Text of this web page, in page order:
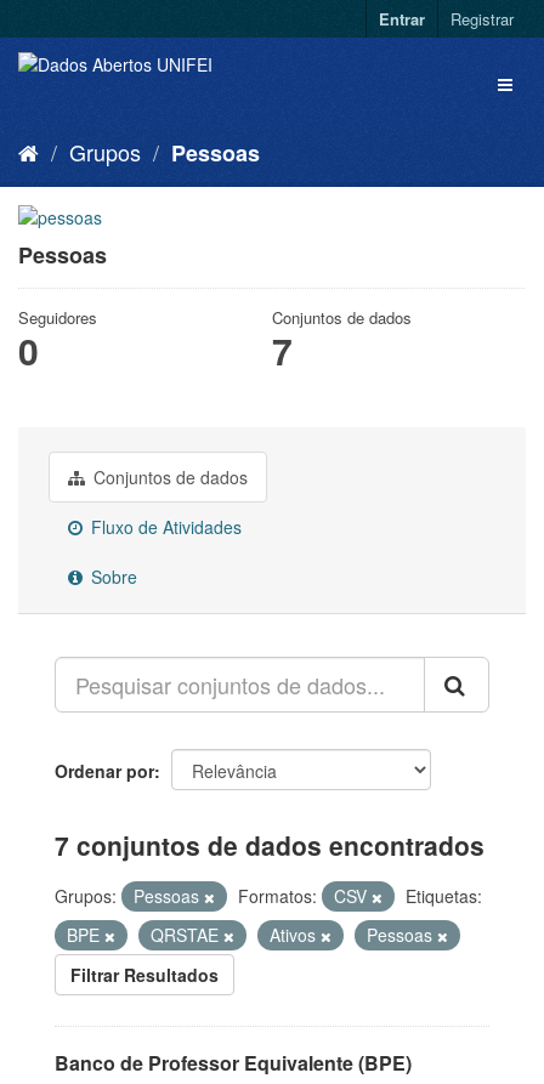
Entrar Registrar
Grupos Pessoas
Pessoas
Seguidores
0
Conjuntos de dados
7
Conjuntos de dados
Fluxo de Atividades
Sobre
Ordenar por
7 conjuntos de dados encontrados
Grupos: Pessoas Formatos: CSV
Etiquetas:
BPE
QRSTAE Ativos
Pessoas
Filtrar Resultados
Banco de Professor Equivalente (BPE)